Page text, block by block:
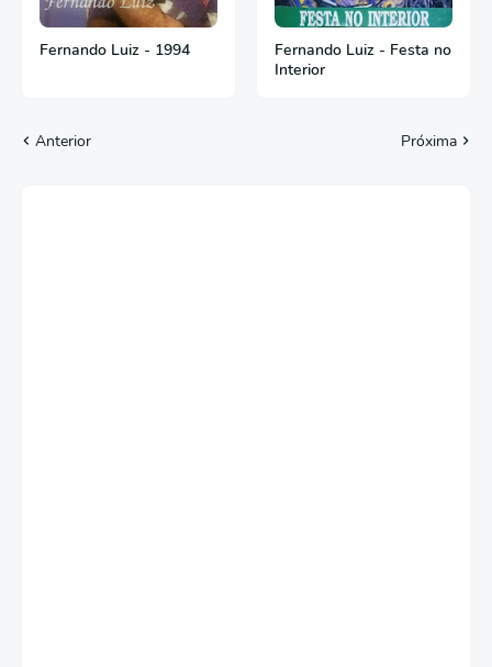
Fernando Luiz - 1994
Fernando Luiz - Festa no
Interior
Anterior Próxima